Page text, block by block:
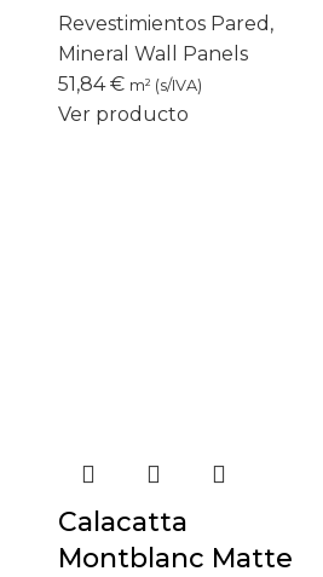
Revestimientos Pared ,
Mineral Wall Panels
51,84€ m² (s/IVA)
Ver producto
Calacatta
Montblanc Matte